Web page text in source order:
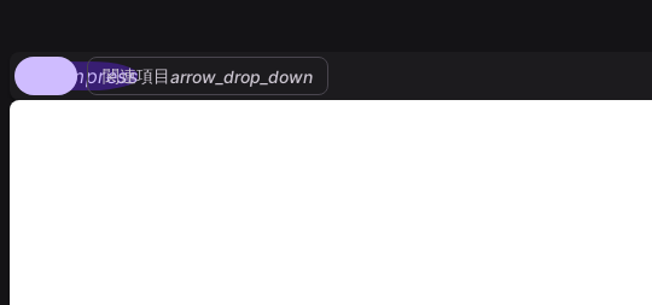
compress
関連項目arrow_drop_down